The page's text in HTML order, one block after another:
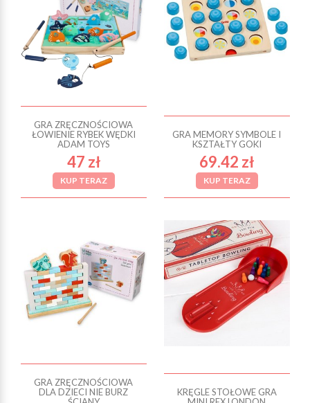
GRA ZRĘCZNOŚCIOWA
ŁOWIENIE RYBEK WĘDKI
ADAM TOYS
47 zł
KUP TERAZ
GRA MEMORY SYMBOLE I
KSZTAŁTY GOKI
69.42 zł
KUP TERAZ
GRA ZRĘCZNOŚCIOWA
DLA DZIECI NIE BURZ
KRĘGLE STOŁOWE GRA